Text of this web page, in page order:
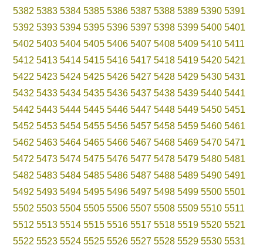
5382 5383 5384 5385 5386 5387 5388 5389 5390 5391
5392 5393 5394 5395 5396 5397 5398 5399 5400 5401
5402 5403 5404 5405 5406 5407 5408 5409 5410 5411
5412 5413 5414 5415 5416 5417 5418 5419 5420 5421
5422 5423 5424 5425 5426 5427 5428 5429 5430 5431
5432 5433 5434 5435 5436 5437 5438 5439 5440 5441
5442 5443 5444 5445 5446 5447 5448 5449 5450 5451
5452 5453 5454 5455 5456 5457 5458 5459 5460 5461
5462 5463 5464 5465 5466 5467 5468 5469 5470 5471
5472 5473 5474 5475 5476 5477 5478 5479 5480 5481
5482 5483 5484 5485 5486 5487 5488 5489 5490 5491
5492 5493 5494 5495 5496 5497 5498 5499 5500 5501
5502 5503 5504 5505 5506 5507 5508 5509 5510 5511
5512 5513 5514 5515 5516 5517 5518 5519 5520 5521
5522 5523 5524 5525 5526 5527 5528 5529 5530 5531